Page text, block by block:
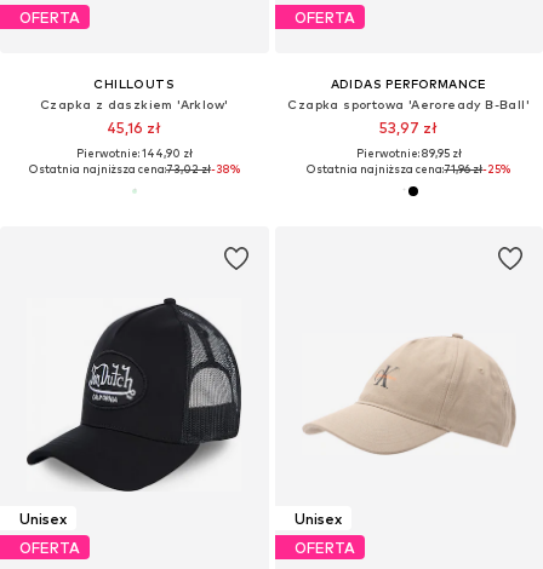
OFERTA
CHILLOUTS
Czapka z daszkiem 'Arklow'
45,16 zł
Pierwotnie: 144,90 zł
Ostatnia najniższa cena:73,02 zł-38%
OFERTA
ADIDAS PERFORMANCE
Czapka sportowa 'Aeroready B-Ball'
53,97 zł
Pierwotnie: 89,95 zł
Ostatnia najniższa cena:71,96 zł-25%
Unisex
OFERTA
Unisex
OFERTA